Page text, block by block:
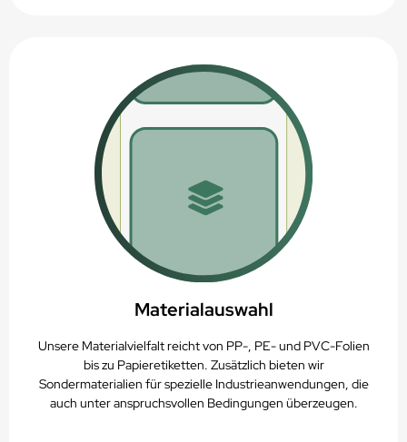
Materialauswahl
Unsere Materialvielfalt reicht von PP-, PE- und PVC-Folien
bis zu Papieretiketten. Zusätzlich bieten wir
Sondermaterialien für spezielle Industrieanwendungen, die
auch unter anspruchsvollen Bedingungen überzeugen.